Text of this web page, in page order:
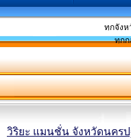
วิริยะ แมนชั่น จังหวัดนคร